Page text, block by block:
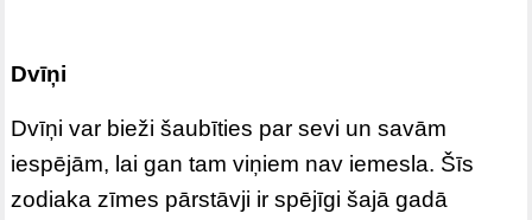
Dvīņi
Dvīņi var bieži šaubīties par sevi un savām
iespējām, lai gan tam viņiem nav iemesla. Šīs
zodiaka zīmes pārstāvji ir spējīgi šajā gadā